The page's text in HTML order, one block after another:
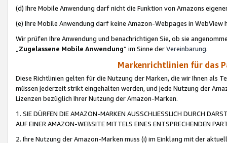
(d) Ihre Mobile Anwendung darf nicht die Funktion von Amazons
(e) Ihre Mobile Anwendung darf keine Amazon-Webpages in WebView
Wir prüfen Ihre Anwendung und benachrichtigen Sie, ob sie
„Zugelassene Mobile Anwendung“ im Sinne derVereinbarung.
Markenrichtlinien für das
Diese Richtlinien gelten für die Nutzung der Marken, die wir Ihnen als
müssen jederzeit strikt eingehalten werden, und jede Nutzung der
Lizenzen bezüglich Ihrer Nutzung der Amazon-Marken.
1. SIE DÜRFEN DIE AMAZON-MARKEN AUSSCHLIESSLICH DURCH
AUF EINER AMAZON-WEBSITE MITTELS EINES ENTSPRECHENDEN
2. Ihre Nutzung der Amazon-Marken muss (i) im Einklang mit der